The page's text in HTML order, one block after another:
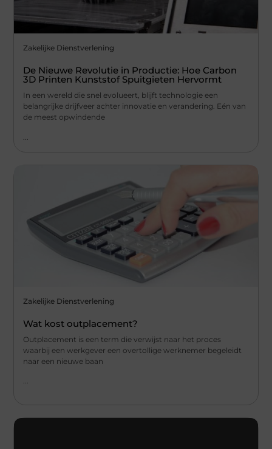
Zakelijke Dienstverlening
De Nieuwe Revolutie in Productie: Hoe Carbon
3D Printen Kunststof Spuitgieten Hervormt
In een wereld die snel evolueert, blijft technologie een
belangrijke drijfveer achter innovatie en verandering. Eén van
de meest opwindende
Zakelijke Dienstverlening
Wat kost outplacement?
Outplacement is een term die verwijst naar het proces
waarbij een werkgever een overtollige werknemer begeleidt
naar een nieuwe baan
...